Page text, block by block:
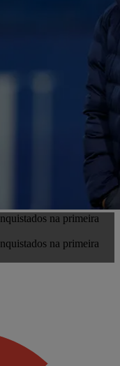
na primeira
na primeira